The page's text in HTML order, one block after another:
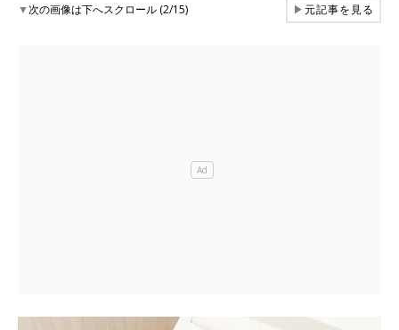
▼次の画像は下へスクロール (2/15) ▶元記事を見る